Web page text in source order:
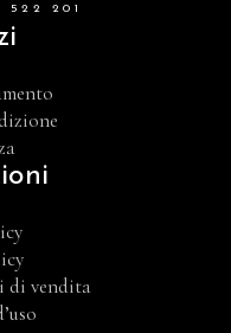
522 201
di vendita